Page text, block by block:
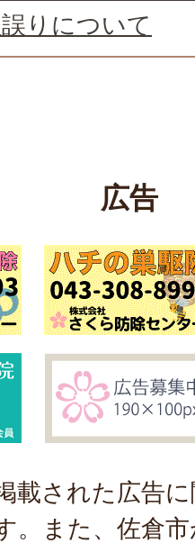
りについて
広告
載された広告
。また、佐倉